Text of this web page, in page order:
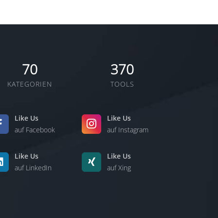
70
KATEGORIEN
370
TOOLS
Like Us
auf Facebook
Like Us
auf Instagram
Like Us
auf LinkedIn
Like Us
auf Xing